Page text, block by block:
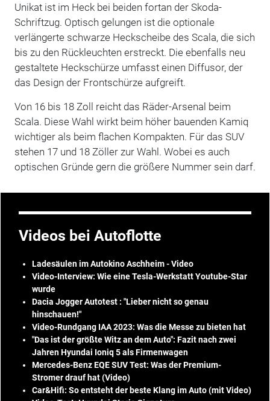
Unikat ist im Heck bei beiden fortan der Skoda-
Schriftzug. Optisch gelungen ist die optionale
verlängerte schwarze Heckscheibe des Scala, die sich
bis zu den Rückleuchten erstreckt. Die ebenfalls neu
gestaltete Heckschürze umfasst einen Diffusor, der
das Design der Frontschürze aufgreift.
Von 16 bis 18 Zoll reicht das Räder-Arsenal beim
Scala. Diese Wahl wirkt beim höher bauenden Kamiq
wichtiger als beim flachen Kompakten. Für das SUV
stehen 17 und 18 Zöller zur Wahl. Wobei es auch
optischen Gründe gern die größere Nummer sein darf.
Videos bei Autoflotte
Ladesäulen im Autokino Aschheim - Video
Video-Interview: Wie eine Tesla-Werkstatt Youtube-Star
wurde
Dacia Jogger Autotest : "Lieber nicht so genau
hinschauen!"
Video-Rundgang IAA 2023: Was die Messe zu bieten hat
"Das ist der größte Witz an dem Auto": Fazit nach zwei
Jahren Hyundai Ioniq 5 als Firmenwagen
Mercedes-Benz EQE SUV Test: Was der Premium-
Stromer drauf hat (Video)
Car&Hifi: So entsteht der beste Klang im Auto (mit Video)